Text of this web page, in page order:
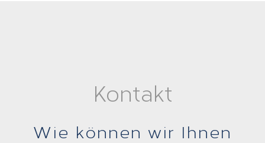
Kontakt
Wie können wir Ihnen